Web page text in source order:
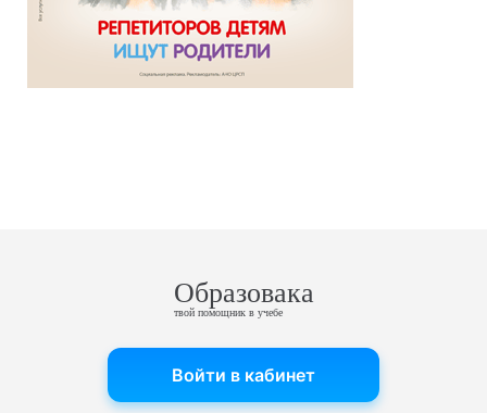
Образовака
твой помощник в учебе
Войти в кабинет